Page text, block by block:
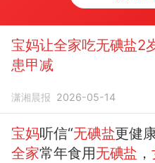
宝妈让全家吃无碘盐2
患甲减
潇湘晨报 2026-05-14
宝妈听信“无碘盐更健
全家常年食用无碘盐 ，